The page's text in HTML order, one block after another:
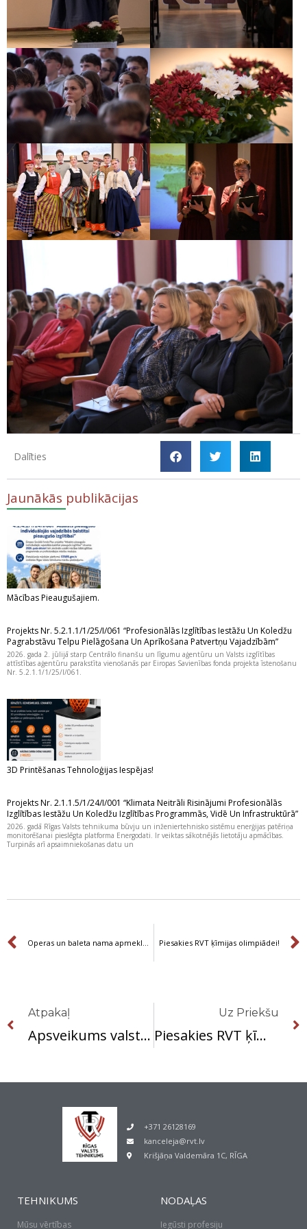
Dalīties
Jaunākās publikācijas
Mācības Pieaugušajiem.
Projekts Nr. 5.2.1.1/1/25/I/061 “Profesionālās Izglītības Iestāžu Un Koledžu
Pagrabstāvu Telpu Pielāgošana Un Aprīkošana Patvertņu Vajadzībām”
2026. gada 2. jūlijā starp Centrālo finanšu un līgumu aģentūru un Valsts izglītības
attīstības aģentūru parakstīta vienošanās par Eiropas Savienības fonda projekta īstenošanu
Nr. 5.2.1.1/1/25/I/061.
3D Printēšanas Tehnoloģijas Iespējas!
Projekts Nr. 2.1.1.5/1/24/I/001 “Klimata Neitrāli Risinājumi Profesionālās
Izglītības Iestāžu Un Koledžu Izglītības Programmās, Vidē Un Infrastruktūrā”
2026. gadā Rīgas Valsts tehnikuma būvju un inženiertehnisko sistēmu enerģijas patēriņa
monitorēšanai pieslēgta platforma Energodati. Ir veiktas sākotnējās lietotāju apmācības.
Turpinās arī apsaimniekošanas datu un
Prev Piesakies RVT ķīmijas olimpiādei!
Atpakaļ
Apsveikums valsts svētkos!
Uz Priekšu
Piesakies RVT ķīmijas olimpiādei!
+371 26128169
kanceleja@rvt.lv
Krišjāņa Valdemāra 1C, RĪGA
TEHNIKUMS
Mūsu vērtības
NODAĻAS
Iegūsti profesiju